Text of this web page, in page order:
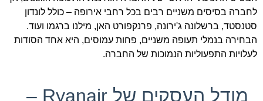
לחברה בסיסים משניים רבים בכל רחבי אירופה – כולל לונדון
סטנסטד, ברשלונה ג'ירונה, פרנקפורט האן, מילנו ברגמו ועוד.
הבחירה בנמלי תעופה משניים, פחות עמוסים, היא אחד הסודות
לעלויות התפעוליות הנמוכות של החברה.
מודל העסקים של Ryanair –